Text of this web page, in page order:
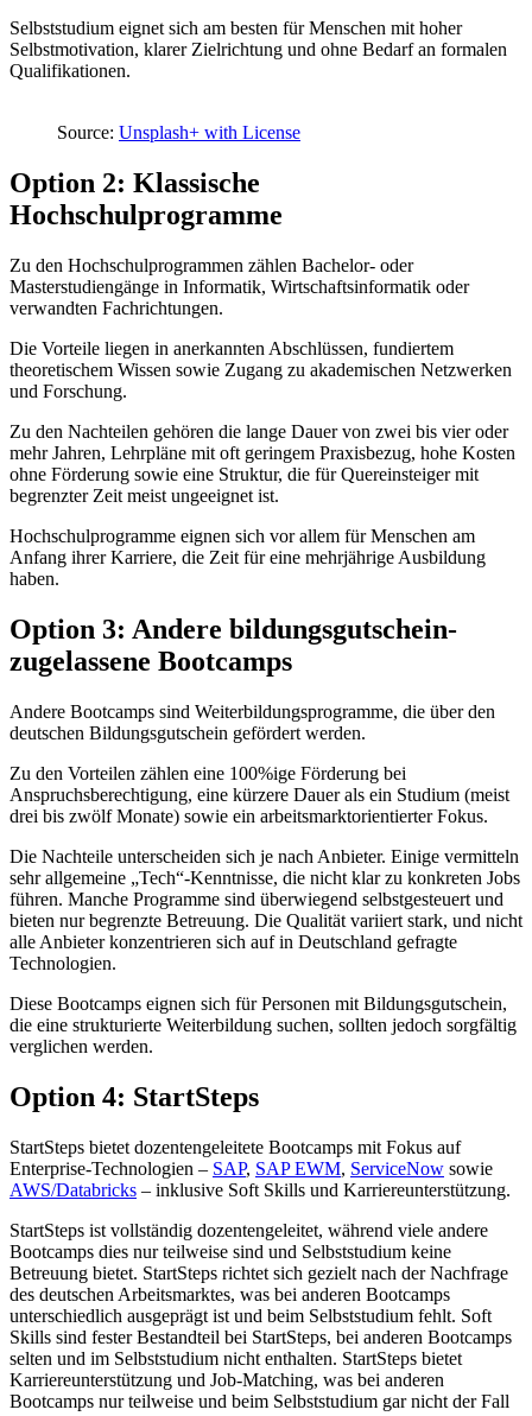
Selbststudium eignet sich am besten für Menschen mit hoher
Selbstmotivation, klarer Zielrichtung und ohne Bedarf an formalen
Qualifikationen.
Source: Unsplash+ with License
Option 2: Klassische
Hochschulprogramme
Zu den Hochschulprogrammen zählen Bachelor- oder
Masterstudiengänge in Informatik, Wirtschaftsinformatik oder
verwandten Fachrichtungen.
Die Vorteile liegen in anerkannten Abschlüssen, fundiertem
theoretischem Wissen sowie Zugang zu akademischen Netzwerken
und Forschung.
Zu den Nachteilen gehören die lange Dauer von zwei bis vier oder
mehr Jahren, Lehrpläne mit oft geringem Praxisbezug, hohe Kosten
ohne Förderung sowie eine Struktur, die für Quereinsteiger mit
begrenzter Zeit meist ungeeignet ist.
Hochschulprogramme eignen sich vor allem für Menschen am
Anfang ihrer Karriere, die Zeit für eine mehrjährige Ausbildung
haben.
Option 3: Andere bildungsgutschein-
zugelassene Bootcamps
Andere Bootcamps sind Weiterbildungsprogramme, die über den
deutschen Bildungsgutschein gefördert werden.
Zu den Vorteilen zählen eine 100%ige Förderung bei
Anspruchsberechtigung, eine kürzere Dauer als ein Studium (meist
drei bis zwölf Monate) sowie ein arbeitsmarktorientierter Fokus.
Die Nachteile unterscheiden sich je nach Anbieter. Einige vermitteln
sehr allgemeine „Tech“-Kenntnisse, die nicht klar zu konkreten Jobs
führen. Manche Programme sind überwiegend selbstgesteuert und
bieten nur begrenzte Betreuung. Die Qualität variiert stark, und nicht
alle Anbieter konzentrieren sich auf in Deutschland gefragte
Technologien.
Diese Bootcamps eignen sich für Personen mit Bildungsgutschein,
die eine strukturierte Weiterbildung suchen, sollten jedoch sorgfältig
verglichen werden.
Option 4: StartSteps
StartSteps bietet dozentengeleitete Bootcamps mit Fokus auf
Enterprise-Technologien – SAP, SAP EWM, ServiceNow sowie
AWS/Databricks – inklusive Soft Skills und Karriereunterstützung.
StartSteps ist vollständig dozentengeleitet, während viele andere
Bootcamps dies nur teilweise sind und Selbststudium keine
Betreuung bietet. StartSteps richtet sich gezielt nach der Nachfrage
des deutschen Arbeitsmarktes, was bei anderen Bootcamps
unterschiedlich ausgeprägt ist und beim Selbststudium fehlt. Soft
Skills sind fester Bestandteil bei StartSteps, bei anderen Bootcamps
selten und im Selbststudium nicht enthalten. StartSteps bietet
Karriereunterstützung und Job-Matching, was bei anderen
Bootcamps nur teilweise und beim Selbststudium gar nicht der Fall